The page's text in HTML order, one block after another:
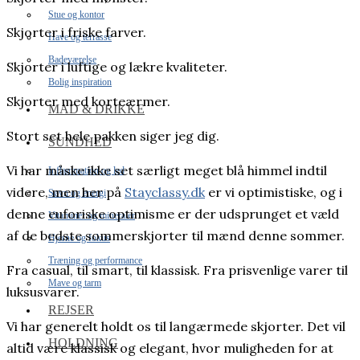
Stue og kontor
Have og terrasse
Badeværelse
Bolig inspiration
MAD & DRIKKE
SUNDHED
Inflammation og led
Søvn og energi
Vitaminer og mineraler
Hjerne og fokus
Træning og performance
Mave og tarm
REJSER
HOLDNING
Skjorter i friske farver.
Skjorter i luftige og lækre kvaliteter.
Skjorter med korteærmer.
Stort set hele pakken siger jeg dig.
Vi har måske ikke set særligt meget blå himmel indtil
videre, men her på Stayclassy.dker vi optimistiske, og i
denne euforiske optimisme er der udsprunget et væld
af de bedste sommerskjorter til mænd denne sommer.
Fra casual, til smart, til klassisk. Fra prisvenlige varer til
luksusvarer.
Vi har generelt holdt os til langærmede skjorter. Det vil
altid være klassisk og elegant, hvor muligheden for at